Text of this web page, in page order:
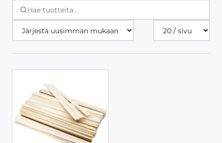
Tuotteita
sivulla